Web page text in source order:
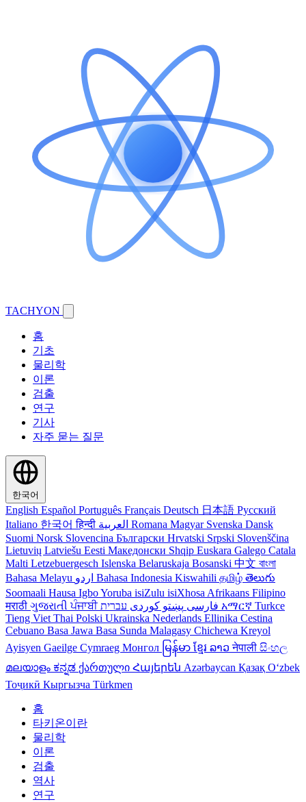
TACHYON
홈
기초
물리학
이론
검출
연구
기사
자주 묻는 질문
한국어
English Español Português Français Deutsch 日本語 Русский
Italiano 한국어हिन्दी Romana Magyar Svenska Dansk
Suomi Norsk Slovencina Български Hrvatski Srpski Slovenščina
Lietuvių Latviešu Eesti Македонски Shqip Euskara Galego Catala
Malti Letzebuergesch Islenska Belaruskaja Bosanski 中文 বাংলা
Bahasa Melayu
Bahasa Indonesia Kiswahili தமிழ் తెలుగు
Soomaali Hausa IgboYoruba isiZulu isiXhosa Afrikaans Filipino
मराठी ગુજરાતીਪੰਜਾਬੀ فارسی پښتو کوردی አማርኛ Turkce
Tieng Viet Thai Polski Ukrainska Nederlands Ellinika Cestina
Cebuano Basa Jawa Basa Sunda Malagasy Chichewa Kreyol
Ayisyen Gaeilge Cymraeg Монгол မြန်မာ ខ្មែរ ລາວनेपाली සිංහල
മലയാളം ಕನ್ನಡ ქართული Հայերեն Azərbaycan Қазақ Oʻzbek
Тоҷикӣ Кыргызча Türkmen
홈
타키온이란
물리학
이론
검출
역사
연구